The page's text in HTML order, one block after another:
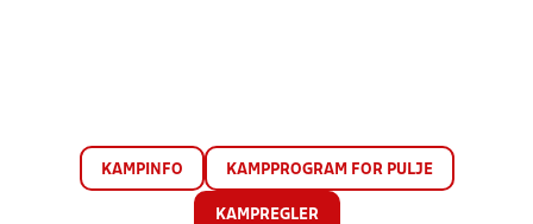
KAMPINFO KAMPPROGRAM FOR PULJE
KAMPREGLER